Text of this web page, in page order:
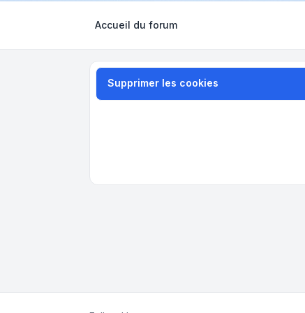
Accueil du forum
Supprimer les cookies